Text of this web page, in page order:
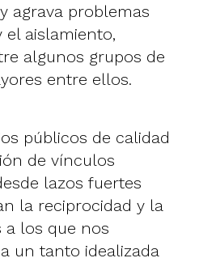
agrava problemas
aislamiento,
algunos grupos de
entre ellos.
públicos de calidad
de vínculos
lazos fuertes
la reciprocidad y la
a los que nos
un tanto idealizada